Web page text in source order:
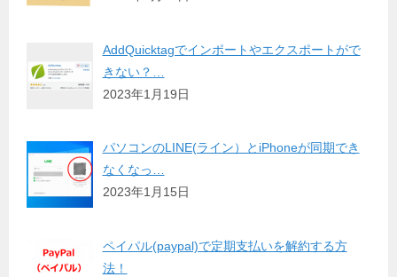
AddQuicktagでインポートやエクスポートがで
きない？…
2023年1月19日
パソコンのLINE(ライン）とiPhoneが同期でき
なくなっ…
2023年1月15日
ペイパル(paypal)で定期支払いを解約する方
法！